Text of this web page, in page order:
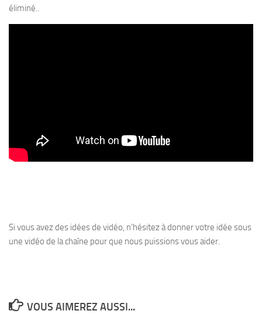
éliminé..
Si vous avez des idées de vidéo, n’hésitez à donner votre idée sous
une vidéo de la chaîne pour que nous puissions vous aider.
VOUS AIMEREZ AUSSI...